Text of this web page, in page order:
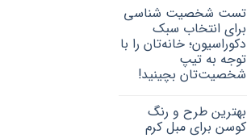
تست شخصیت شناسی
برای انتخاب سبک
دکوراسیون؛ خانه‌تان را با
توجه به تیپ
شخصیت‌تان بچینید!
بهترین طرح و رنگ
کوسن برای مبل کرم